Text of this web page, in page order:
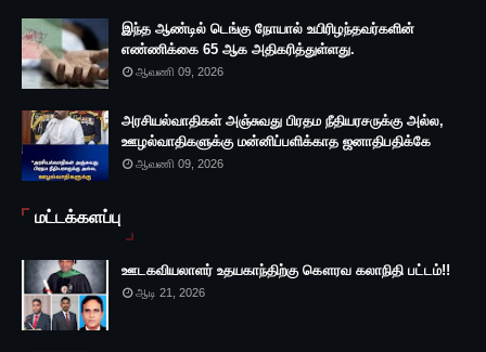
இந்த ஆண்டில் டெங்கு நோயால் உயிரிழந்தவர்களின்
எண்ணிக்கை 65 ஆக அதிகரித்துள்ளது.
ஆவணி 09, 2026
அரசியல்வாதிகள் அஞ்சுவது பிரதம நீதியரசருக்கு அல்ல,
ஊழல்வாதிகளுக்கு மன்னிப்பளிக்காத ஜனாதிபதிக்கே
ஆவணி 09, 2026
மட்டக்களப்பு
ஊடகவியலாளர் உதயகாந்திற்கு கௌரவ கலாநிதி பட்டம்!!
ஆடி 21, 2026